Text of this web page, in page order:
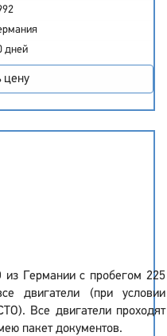
дней
цену
Германии с пробегом 225
двигатели (при условии
Все двигатели проходят
пакет документов.